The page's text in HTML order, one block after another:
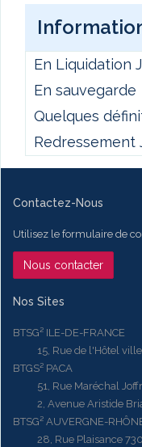
En Liquidation
En sauvegarde
Quelques
Redressement
Contactez-Nous
Utilisez le formulaire de
Nous contacter
Nos Sites
BTSG² ILE-DE-FRANCE
15, Rue de l'Hôtel ville
BTGS² PACA
51, Rue Maréchal
2, Avenue Aristide
BTSG² AUVERGNE-
28, Rue Plaisance